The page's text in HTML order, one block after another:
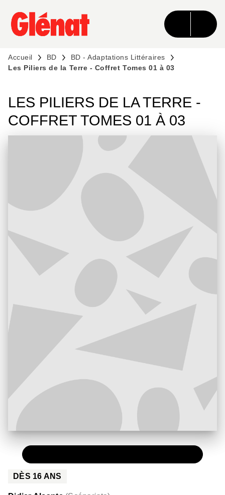
MENU RECHERCHE CONTENU
PIED DE PAGE
Accueil BD
BD - Adaptations Littéraires
Les Piliers de la Terre - Coffret Tomes 01 à 03
LES PILIERS DE LA TERRE -
COFFRET TOMES 01 À 03
DÈS 16 ANS